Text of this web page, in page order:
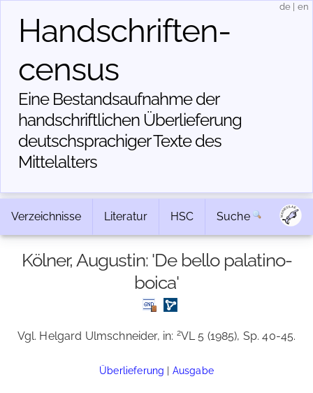
Handschriften­
census
Eine Bestandsaufnahme der
handschriftlichen Über­lieferung
deutschsprachiger Texte des
Mittelalters
de en
Verzeichnisse Literatur HSC Suche
Kölner, Augustin: 'De bello palatino-
boica'
Vgl. Helgard Ulmschneider, in: 2VL 5 (1985), Sp. 40-45.
Überlieferung | Ausgabe